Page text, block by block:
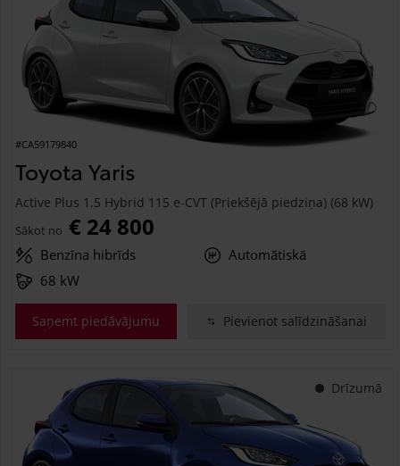
#CA59179840
Toyota Yaris
Active Plus 1.5 Hybrid 115 e-CVT (Priekšējā piedziņa) (68 kW)
Sākot no € 24 800
Benzīna hibrīds
Automātiskā
68 kW
Saņemt piedāvājumu Pievienot salīdzināšanai
Drīzumā